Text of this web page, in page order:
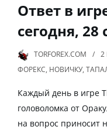
Ответ в
сегодня, 28
TORFOREX.COM 2
ФОРЕКС, НОВИЧКУ,
Каждый день в игре
головоломка от
на вопрос приносит